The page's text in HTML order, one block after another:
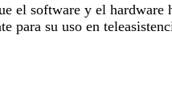
el software y el hardware
para su uso en